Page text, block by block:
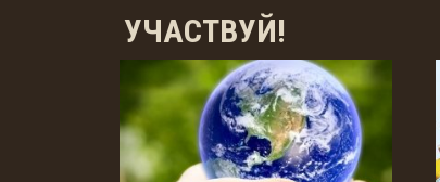
УЧАСТВУЙ!